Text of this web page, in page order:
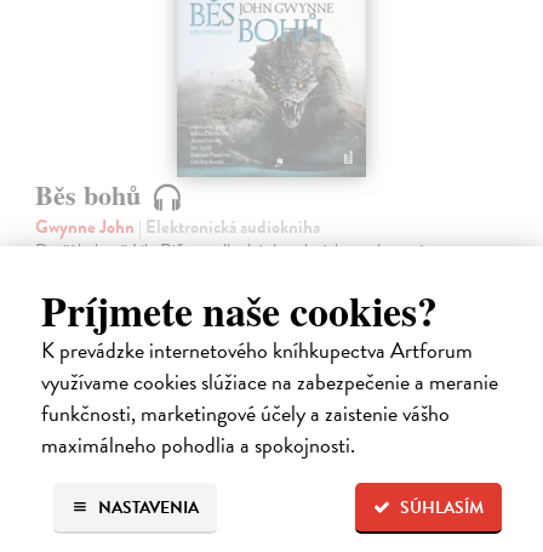
Príjmete naše cookies?
K prevádzke internetového kníhkupectva Artforum
využívame cookies slúžiace na zabezpečenie a meranie
funkčnosti, marketingové účely a zaistenie vášho
maximálneho pohodlia a spokojnosti.
SÚHLASÍM
NASTAVENIA
Běs bohů
Gwynne John | Elektronická audiokniha
Dračí bohyně Lik-Rifa, po dlouhých staletích osvobozená z
které chce dovést k vládě nad světem. Vedle trollů, skraelingů,
vaesenů či tennurů…
Na stiahnutie akoMP3
19,88 €